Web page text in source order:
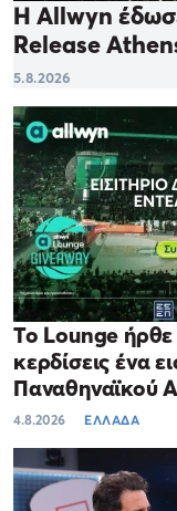
Η Allwyn
Release
5.8.2026
Το Lounge ήρθε
κερδίσεις ένα
Παναθηναϊκού
4.8.2026 ΕΛΛΑΔΑ